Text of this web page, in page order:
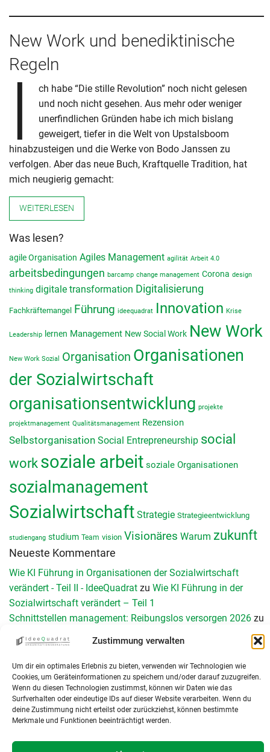
Zustimmung verwalten
Um dir ein optimales Erlebnis zu bieten, verwenden wir Technologien wie
Cookies, um Geräteinformationen zu speichern und/oder darauf zuzugreifen.
Wenn du diesen Technologien zustimmst, können wir Daten wie das
Surfverhalten oder eindeutige IDs auf dieser Website verarbeiten. Wenn du
deine Zustimmung nicht erteilst oder zurückziehst, können bestimmte
Merkmale und Funktionen beeinträchtigt werden.
New Work und benediktinische
Regeln
I
ch habe “Die stille Revolution” noch nicht gelesen
und noch nicht gesehen. Aus mehr oder weniger
unerfindlichen Gründen habe ich mich bislang
geweigert, tiefer in die Welt von Upstalsboom
hinabzusteigen und die Werke von Bodo Janssen zu
verfolgen. Aber das neue Buch, Kraftquelle Tradition, hat
mich neugierig gemacht:
WEITERLESEN
Was lesen?
agile Organisation Agiles Management agilität Arbeit 4.0
arbeitsbedingungen barcamp change management Corona design
thinking digitale transformation Digitalisierung
Fachkräftemangel Führung ideequadrat Innovation Krise
Leadership lernen Management New Social Work New Work
New Work Sozial Organisation Organisationen
der Sozialwirtschaft
organisationsentwicklung projekte
projektmanagement Qualitätsmanagement Rezension
Selbstorganisation Social Entrepreneurship social
work soziale arbeit soziale Organisationen
sozialmanagement
Sozialwirtschaft Strategie Strategieentwicklung
studiengang studium Team vision Visionäres Warum zukunft
Neueste Kommentare
Wie KI Führung in Organisationen der Sozialwirtschaft
verändert - Teil II - IdeeQuadrat zu Wie KI Führung in der
Sozialwirtschaft verändert – Teil 1
Schnittstellen management: Reibungslos versorgen 2026 zu
Schnittstellenmanagement in Organisationen der Sozialen
Arbeit: Herausforderungen, Chancen und konkrete
Umsetzung
Teamperformance Messung: Wirksame Teamentwicklung
durch DiagnosezuDas GRPI-Modell zur Teamentwicklung
KI und Digitalisierung in der Sozialwirtschaft: Neun
Leitorientierungen für Führungskräfte - IdeeQuadrat
sind Organisationen – eine Einführung